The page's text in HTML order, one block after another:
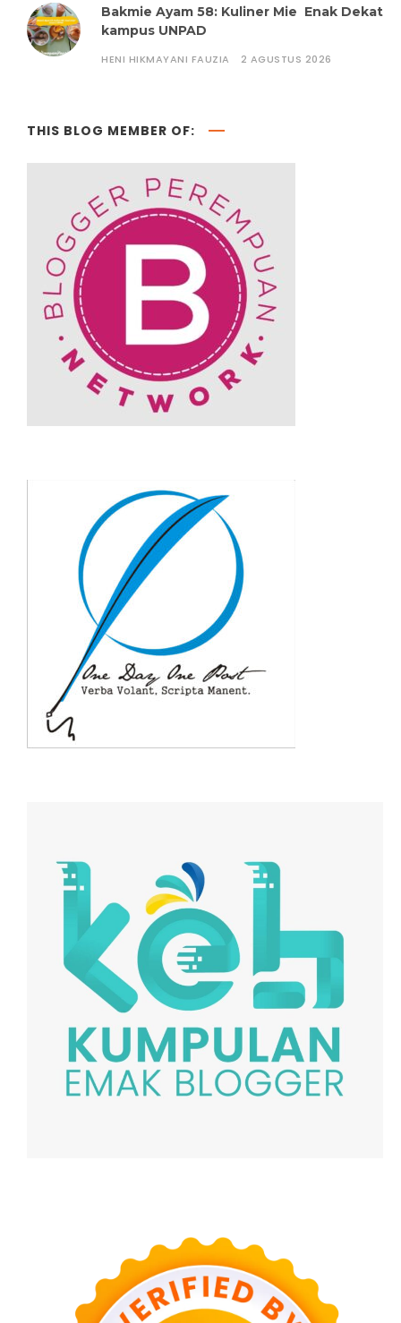
Bakmie Ayam 58: Kuliner Mie Enak Dekat
kampus UNPAD
HENI HIKMAYANI FAUZIA 2 AGUSTUS 2026
THIS BLOG MEMBER OF: